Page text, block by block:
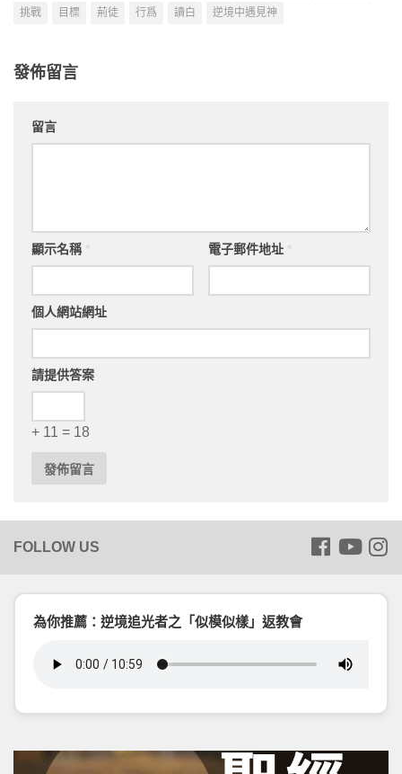
挑戰
目標 荊徒 行爲 讀白 逆境中遇見神
發佈留言
留言
顯示名稱 電子郵件地址
個人網站網址
請提供答案
+ 11 = 18
為你推薦：逆境追光者之「似模似樣」返教會